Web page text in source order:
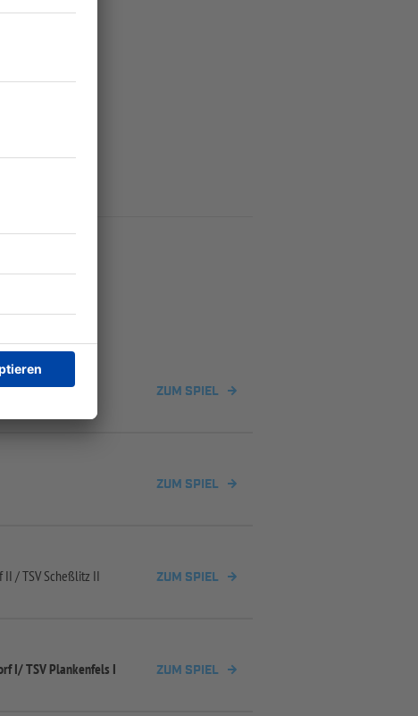
ZUM SPIEL
ZUM SPIEL
II /TSV Scheßlitz II ZUM SPIEL
I/TSV Plankenfels I ZUM SPIEL